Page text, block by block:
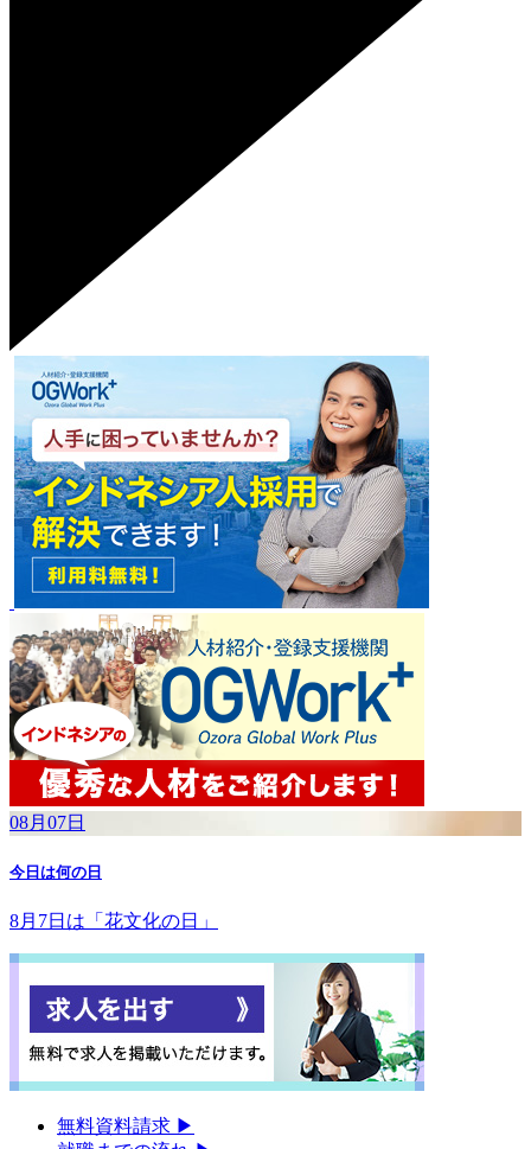
08月07日
今日は何の日
8月7日は「花文化の日」
無料資料請求 ▶︎